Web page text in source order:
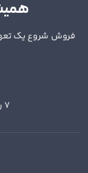
فروش شروع یک
7 روز هفته از 10صبح الی 8 شب